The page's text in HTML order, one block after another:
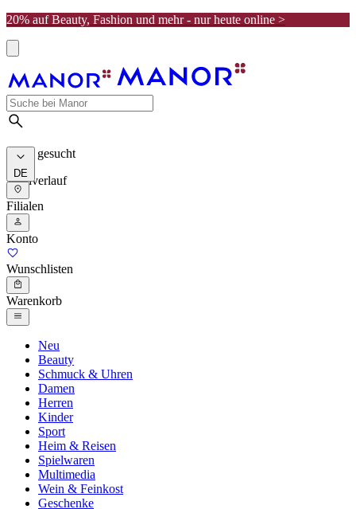
20% auf Beauty, Fashion und mehr - nur heute online >
Meist gesucht
Suchverlauf
DE
Filialen
Konto
Wunschlisten
Warenkorb
Neu
Beauty
Schmuck & Uhren
Damen
Herren
Kinder
Sport
Heim & Reisen
Spielwaren
Multimedia
Wein & Feinkost
Geschenke